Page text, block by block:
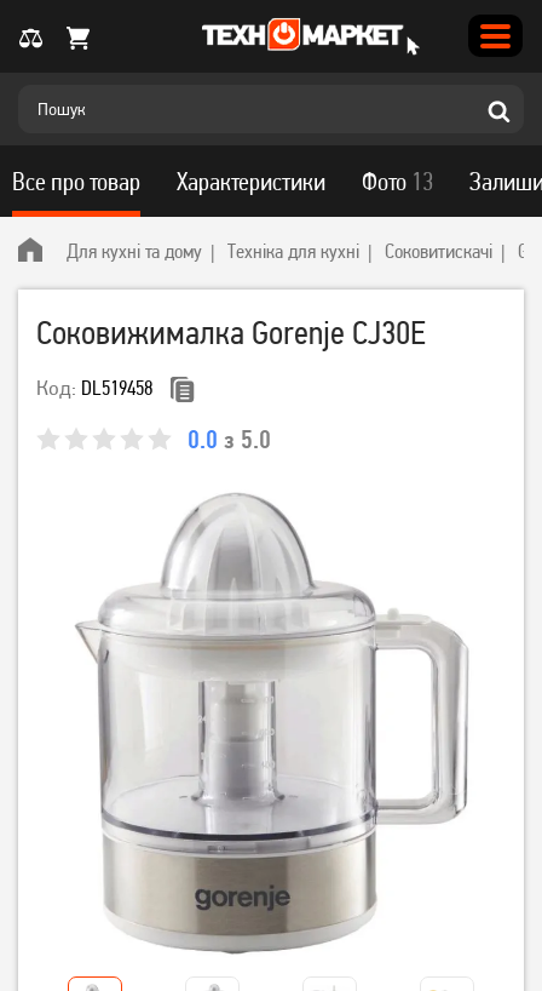
Для кухні та дому Техніка для кухні Соковитискачі
Соковижималка Gorenje CJ30E
Код: DL519458
0.0 з 5.0
Все про товар Характеристики Фото 13